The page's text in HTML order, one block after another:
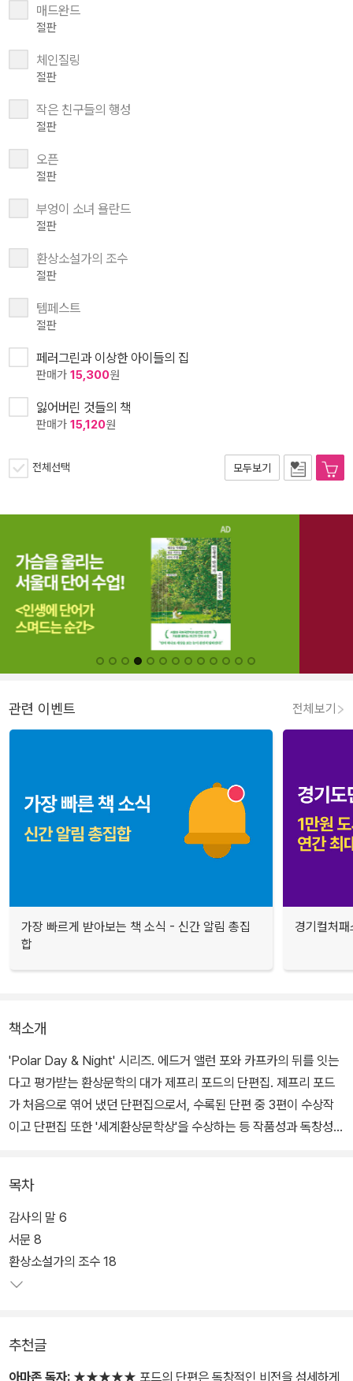
매드완드
절판
체인질링
절판
작은 친구들의 행성
절판
오픈
절판
부엉이 소녀 욜란드
절판
환상소설가의 조수
절판
템페스트
절판
페러그린과 이상한 아이들의 집
판매가 15,300원
잃어버린 것들의 책
판매가 15,120원
전체선택 모두보기
관련 이벤트 전체보기
가장 빠르게 받아보는 책 소식 - 신간 알림 총집
합
경기컬처
책소개
'Polar Day & Night' 시리즈. 에드거 앨런 포와 카프카의 뒤를 잇는
다고 평가받는 환상문학의 대가 제프리 포드의 단편집. 제프리 포드
가 처음으로 엮어 냈던 단편집으로서, 수록된 단편 중 3편이 수상작
이고 단편집 또한 '세계환상문학상'을 수상하는 등 작품성과 독창성을
열여섯 편의 단편은 작가의 어린 시절이나 대학교에서 작문과 문학을
가르치던 시절을 투사하여 자전적인 바탕 위에 환상적인 사건을 덧입
힌 것부터 시작해서, 먼 미래에 인류의 먼 우주 개척지를 배경으로 펼
쳐지는 비뚤어진 사랑 이야기, 할리우드 고전 영화에 사족을 못 쓰는
쓰이는 이야기 등 다양한 스펙트럼을 선보이고 있다.
목차
감사의 말 6
서문 8
환상소설가의 조수 18
추천글
아마존 독자: ★★★★★ 포드의 단편은 독창적인 비전을 섬세하게